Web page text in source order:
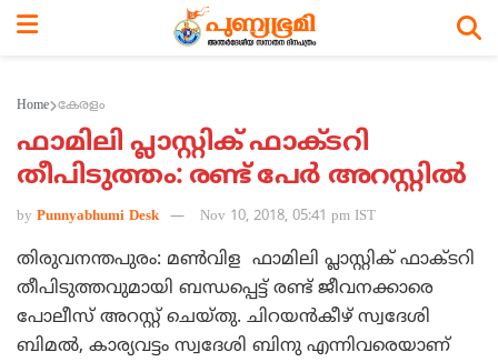
Home കേരളം
ഫാമിലി പ്ലാസ്റ്റിക് ഫാക്ടറി
തീപിടുത്തം: രണ്ട് പേര്‍ അറസ്റ്റില്‍
by Punnyabhumi Desk Nov 10, 2018, 05:41 pm IST
തിരുവനന്തപുരം: മണ്‍വിള ഫാമിലി പ്ലാസ്റ്റിക് ഫാക്ടറി
തീപിടുത്തവുമായി ബന്ധപ്പെട്ട് രണ്ട് ജീവനക്കാരെ
പോലീസ് അറസ്റ്റ് ചെയ്തു. ചിറയന്‍കീഴ് സ്വദേശി
ബിമല്‍, കാര്യവട്ടം സ്വദേശി ബിനു എന്നിവരെയാണ്